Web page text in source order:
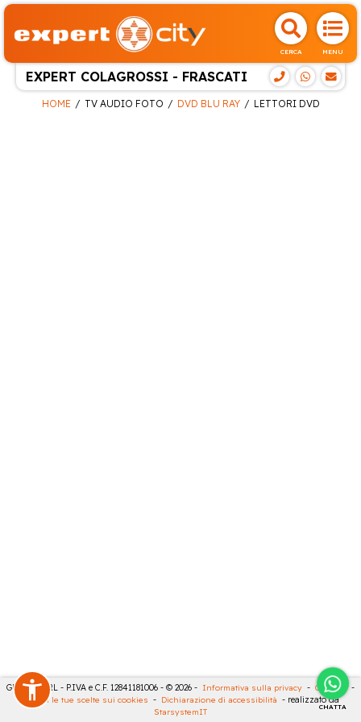
CERCA MENU
EXPERT COLAGROSSI - FRASCATI
CHATTA
HOME TV AUDIO FOTO DVD BLU RAY LETTORI DVD
GECO 14 SRL - P.IVA e C.F. 12841181006 - © 2026 - Informativa sulla privacy - Cookies
-
Rivedi le tue scelte sui cookies - Dichiarazione di accessibilità - realizzato da
StarsystemIT